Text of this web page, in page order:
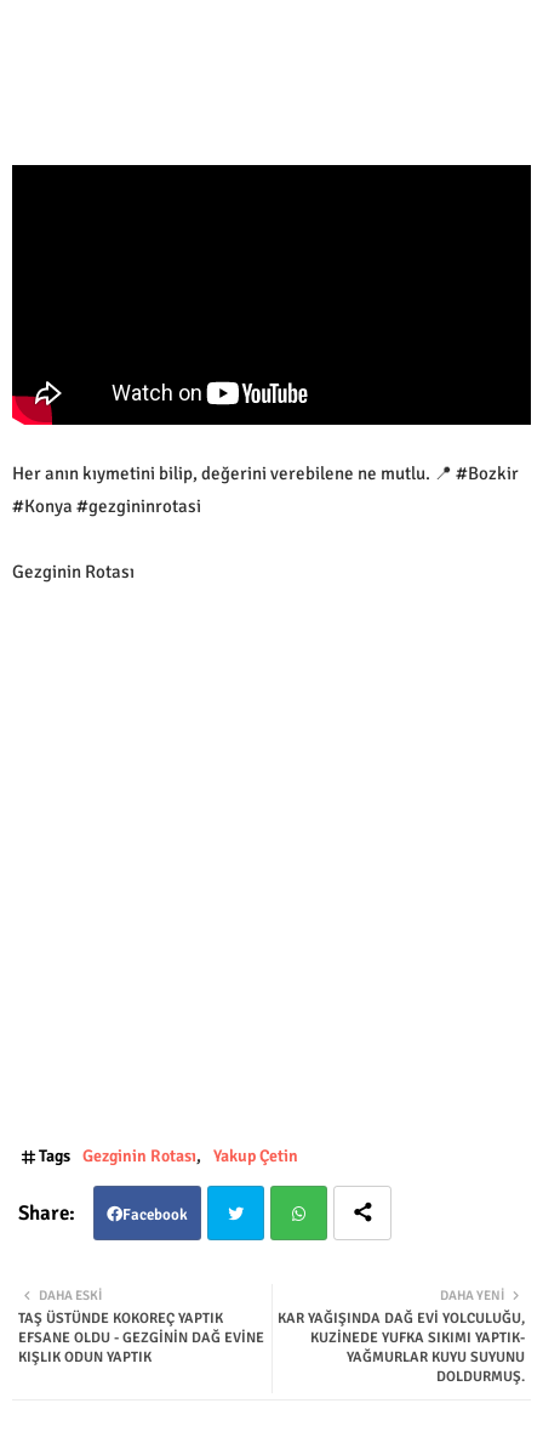
Her anın kıymetini bilip, değerini verebilene ne mutlu. 📍 #Bozkir
#Konya #gezgininrotasi
Gezginin Rotası
Tags Gezginin Rotası Yakup Çetin
Facebook
tsap
DAHA YENI
KAR YAĞIŞINDA DAĞ EVİ YOLCULUĞU,
KUZİNEDE YUFKA SIKIMI YAPTIK-
YAĞMURLAR KUYU SUYUNU
DOLDURMUŞ.
DAHA ESKI
TAŞ ÜSTÜNDE KOKOREÇ YAPTIK
EFSANE OLDU - GEZGİNİN DAĞ EVİNE
KIŞLIK ODUN YAPTIK